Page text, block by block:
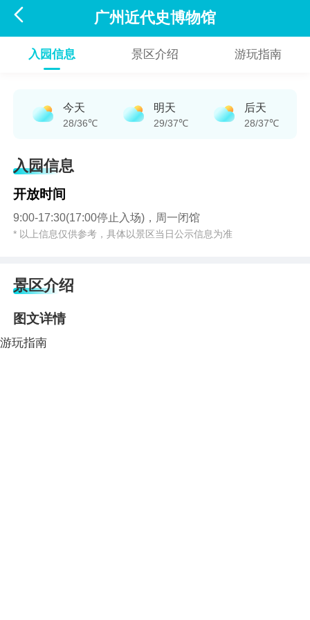
 广州近代史博物馆
入园信息 景区介绍 游玩指南
今天
28/36℃
明天
29/37℃
后天
28/37℃
入园信息
开放时间
9:00-17:30(17:00停止入场)，周一闭馆
* 以上信息仅供参考，具体以景区当日公示信息为准
景区介绍
图文详情
游玩指南